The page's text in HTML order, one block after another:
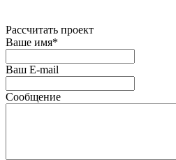
Рассчитать проект
Ваше имя*
Ваш E-mail
Сообщение